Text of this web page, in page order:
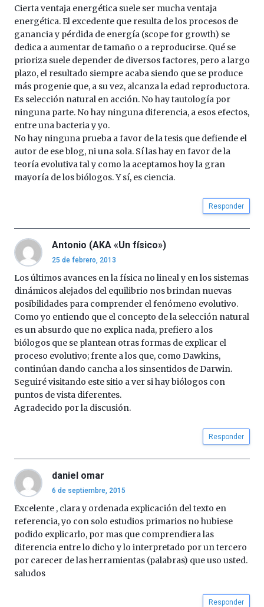
Cierta ventaja energética suele ser mucha ventaja
energética. El excedente que resulta de los procesos de
ganancia y pérdida de energía (scope for growth) se
dedica a aumentar de tamaño o a reproducirse. Qué se
prioriza suele depender de diversos factores, pero a largo
plazo, el resultado siempre acaba siendo que se produce
más progenie que, a su vez, alcanza la edad reproductora.
Es selección natural en acción. No hay tautología por
ninguna parte. No hay ninguna diferencia, a esos efectos,
entre una bacteria y yo.
No hay ninguna prueba a favor de la tesis que defiende el
autor de ese blog, ni una sola. Sí las hay en favor de la
teoría evolutiva tal y como la aceptamos hoy la gran
mayoría de los biólogos. Y sí, es ciencia.
Responder
Antonio (AKA «Un físico»)
25 de febrero, 2013
Los últimos avances en la física no lineal y en los sistemas
dinámicos alejados del equilibrio nos brindan nuevas
posibilidades para comprender el fenómeno evolutivo.
Como yo entiendo que el concepto de la selección natural
es un absurdo que no explica nada, prefiero a los
biólogos que se plantean otras formas de explicar el
proceso evolutivo; frente a los que, como Dawkins,
continúan dando cancha a los sinsentidos de Darwin.
Seguiré visitando este sitio a ver si hay biólogos con
puntos de vista diferentes.
Agradecido por la discusión.
Responder
daniel omar
6 de septiembre, 2015
Excelente , clara y ordenada explicación del texto en
referencia, yo con solo estudios primarios no hubiese
podido explicarlo, por mas que comprendiera las
diferencia entre lo dicho y lo interpretado por un tercero
por carecer de las herramientas (palabras) que uso usted.
saludos
Responder